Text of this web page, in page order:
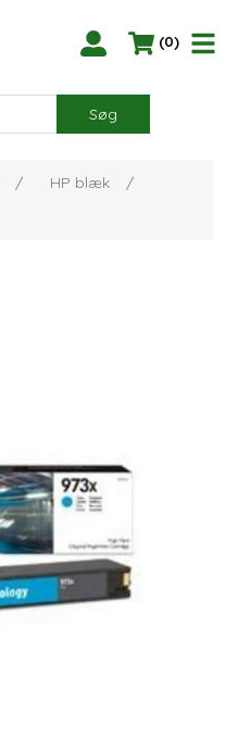
(0)
Søg
/ HP blæk
/